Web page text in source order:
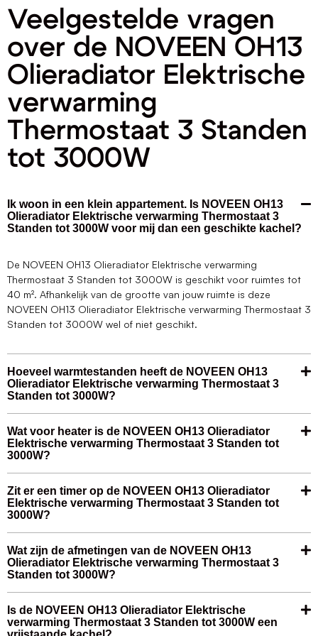
Veelgestelde vragen
over de NOVEEN OH13
Olieradiator Elektrische
verwarming
Thermostaat 3 Standen
tot 3000W
Ik woon in een klein appartement. Is NOVEEN OH13
Olieradiator Elektrische verwarming Thermostaat 3
Standen tot 3000W voor mij dan een geschikte kachel?
De NOVEEN OH13 Olieradiator Elektrische verwarming
Thermostaat 3 Standen tot 3000W is geschikt voor ruimtes tot
40 m². Afhankelijk van de grootte van jouw ruimte is deze
NOVEEN OH13 Olieradiator Elektrische verwarming Thermostaat 3
Standen tot 3000W wel of niet geschikt.
Hoeveel warmtestanden heeft de NOVEEN OH13
Olieradiator Elektrische verwarming Thermostaat 3
Standen tot 3000W?
Wat voor heater is de NOVEEN OH13 Olieradiator
Elektrische verwarming Thermostaat 3 Standen tot
3000W?
Zit er een timer op de NOVEEN OH13 Olieradiator
Elektrische verwarming Thermostaat 3 Standen tot
3000W?
Wat zijn de afmetingen van de NOVEEN OH13
Olieradiator Elektrische verwarming Thermostaat 3
Standen tot 3000W?
Is de NOVEEN OH13 Olieradiator Elektrische
verwarming Thermostaat 3 Standen tot 3000W een